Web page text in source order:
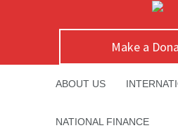
Make a
ABOUT US
NATIONAL FINANCE